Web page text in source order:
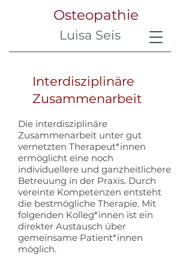
Osteopathie
Luisa Seis
Interdisziplinäre
Zusammenarbeit
Die interdisziplinäre
Zusammenarbeit unter gut
vernetzten Therapeut*innen
ermöglicht eine noch
individuellere und ganzheitlichere
Betreuung in der Praxis. Durch
vereinte Kompetenzen entsteht
die bestmögliche Therapie. Mit
folgenden Kolleg*innen ist ein
direkter Austausch über
gemeinsame Patient*innen
möglich.